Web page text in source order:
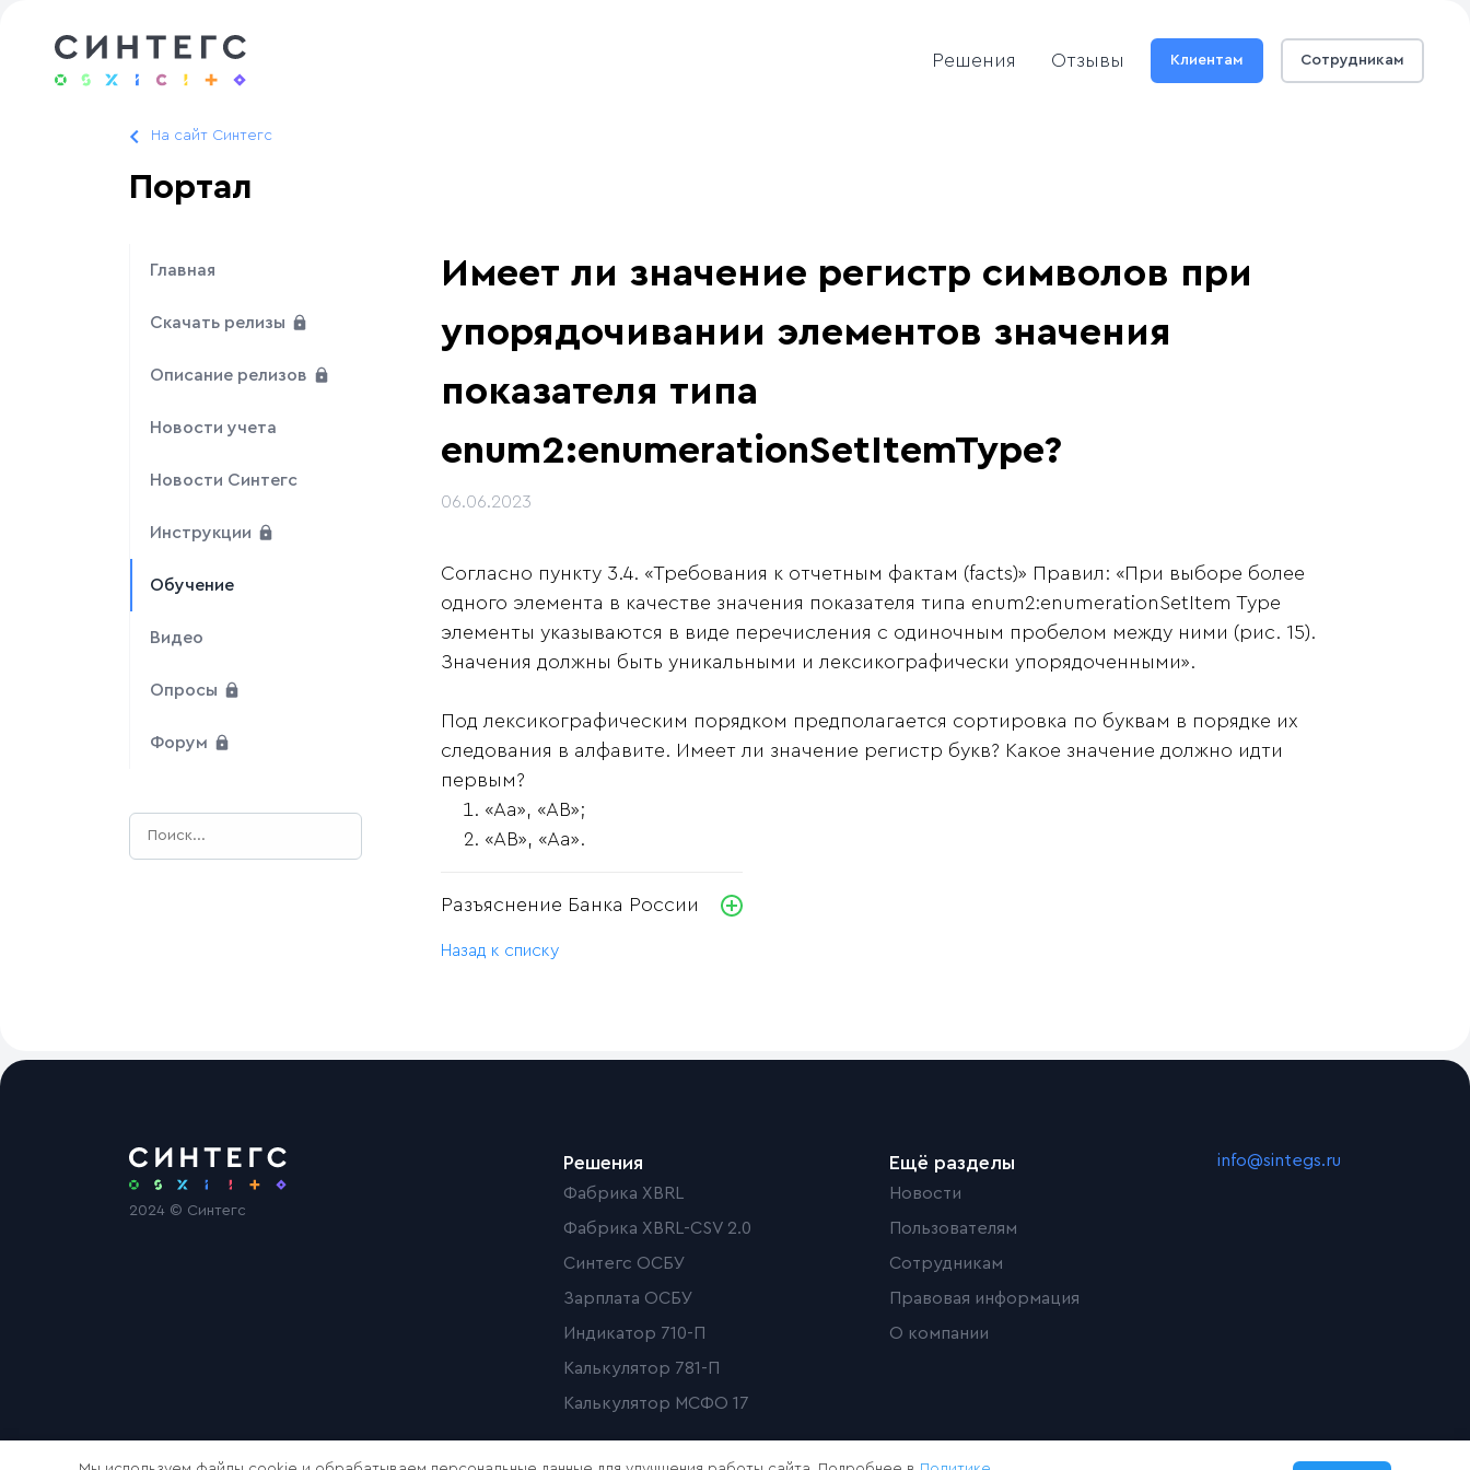
Решения Отзывы Клиентам Сотрудникам
На сайт Синтегс
Портал
Главная
Скачать релизы
Описание релизов
Новости учета
Новости Синтегс
Инструкции
Обучение
Видео
Опросы
Форум
Имеет ли значение регистр символов при
упорядочивании элементов значения
показателя типа
enum2:enumerationSetItemType?
06.06.2023
Согласно пункту 3.4. «Требования к отчетным фактам (facts)» Правил: «При выборе более
одного элемента в качестве значения показателя типа enum2:enumerationSetItem Type
элементы указываются в виде перечисления с одиночным пробелом между ними (рис. 15).
Значения должны быть уникальными и лексикографически упорядоченными».
Под лексикографическим порядком предполагается сортировка по буквам в порядке их
следования в алфавите. Имеет ли значение регистр букв? Какое значение должно идти
первым?
«Аа», «АВ»;
«АВ», «Аа».
Разъяснение Банка России
Назад к списку
2024 © Синтегс
Решения
Фабрика XBRL
Фабрика XBRL-CSV 2.0
Синтегс ОСБУ
Зарплата ОСБУ
Индикатор 710-П
Калькулятор 781-П
Калькулятор МСФО 17
Ещё разделы
Новости
Пользователям
Сотрудникам
Правовая информация
О компании
info@sintegs.ru